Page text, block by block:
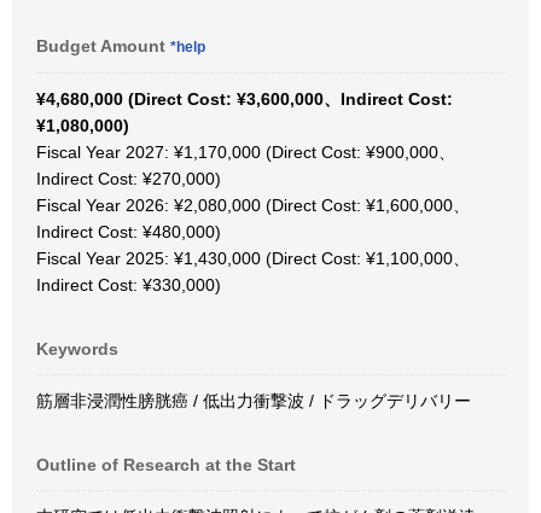
Budget Amount *help
¥4,680,000 (Direct Cost: ¥3,600,000、Indirect Cost:
¥1,080,000)
Fiscal Year 2027: ¥1,170,000 (Direct Cost: ¥900,000、
Indirect Cost: ¥270,000)
Fiscal Year 2026: ¥2,080,000 (Direct Cost: ¥1,600,000、
Indirect Cost: ¥480,000)
Fiscal Year 2025: ¥1,430,000 (Direct Cost: ¥1,100,000、
Indirect Cost: ¥330,000)
Keywords
筋層非浸潤性膀胱癌 / 低出力衝撃波 / ドラッグデリバリー
Outline of Research at the Start